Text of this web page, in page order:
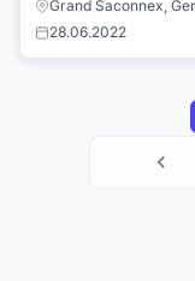
Grand Saconnex,
28.06.2022